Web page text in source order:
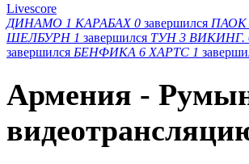
Livescore
ДИНАМО 1 КАРАБАХ 0 завершился ПАОК
ШЕЛБУРН 1 завершился ТУН 3 ВИКИНГ.
завершился БЕНФИКА 6 ХАРТС 1
Армения -